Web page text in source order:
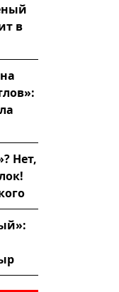
в
Нет,